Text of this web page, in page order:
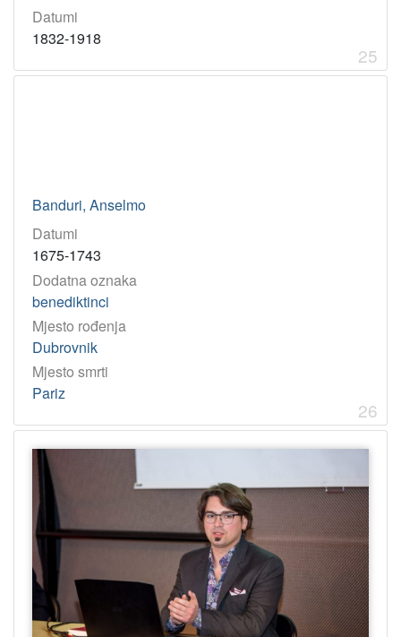
Datumi
1832-1918
25
Banduri, Anselmo
Datumi
1675-1743
Dodatna oznaka
benediktinci
Mjesto rođenja
Dubrovnik
Mjesto smrti
Pariz
26